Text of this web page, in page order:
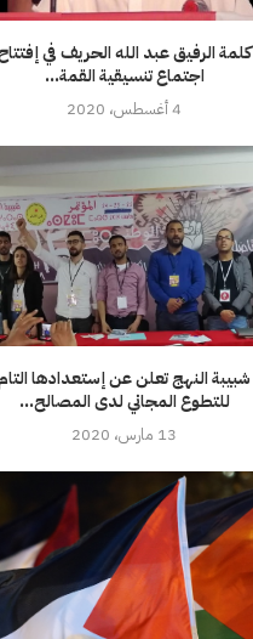
كلمة الرفيق عبد الله الحريف في
اجتماع تنسيقية القمة...
4 أغسطس، 2020
شبيبة النهج تعلن عن إستعدادها
للتطوع المجاني لدى المصالح...
13 مارس، 2020